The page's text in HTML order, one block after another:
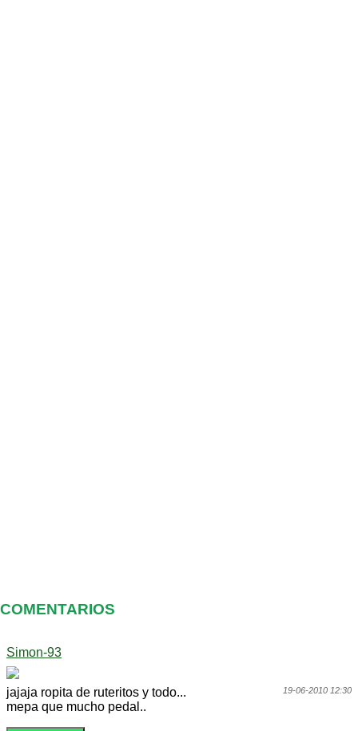
COMENTARIOS
Simon-93
19-06-2010 12:30
jajaja ropita de ruteritos y todo...
mepa que mucho pedal..